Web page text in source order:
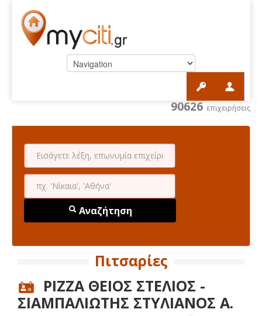
90626 επιχειρήσεις
Αναζήτηση
Πιτσαρίες
PIZZA ΘΕΙΟΣ ΣΤΕΛΙΟΣ -
ΣΙΑΜΠΑΛΙΩΤΗΣ ΣΤΥΛΙΑΝΟΣ Α.